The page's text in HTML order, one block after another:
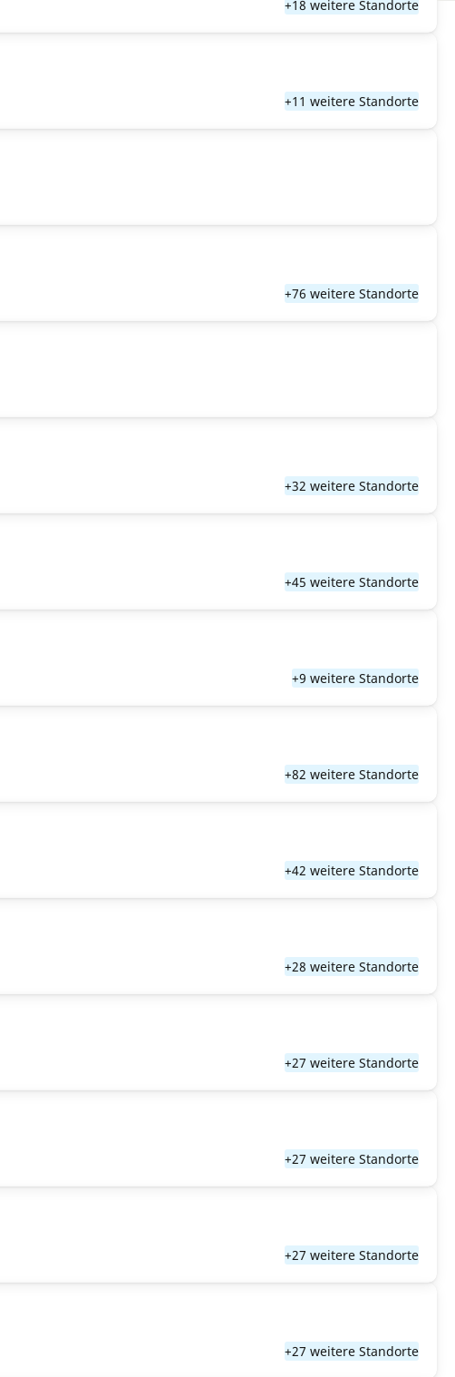
+18 weitere Standorte
+11 weitere Standorte
+76 weitere Standorte
+32 weitere Standorte
+45 weitere Standorte
+9 weitere Standorte
+82 weitere Standorte
+42 weitere Standorte
+28 weitere Standorte
+27 weitere Standorte
+27 weitere Standorte
+27 weitere Standorte
+27 weitere Standorte